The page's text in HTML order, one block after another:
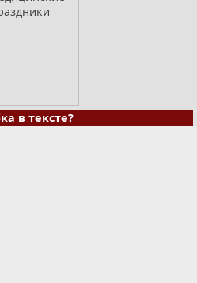
в тексте?